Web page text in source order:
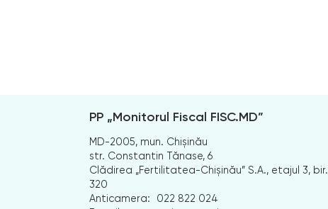
PP „Monitorul Fiscal FISC.MD”
MD-2005, mun. Chișinău
str. Constantin Tănase, 6
Clădirea „Fertilitatea-Chișinău” S.A., etajul 3, bir.
320
Anticamera:
022 822 024